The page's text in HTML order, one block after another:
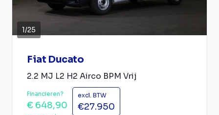
1/25
Fiat Ducato
2.2 MJ L2 H2 Airco BPM Vrij
Financieren?
€ 648,90
excl. BTW
€27.950